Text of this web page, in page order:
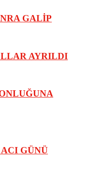
GALİP
AYRILDI
GÜNÜ